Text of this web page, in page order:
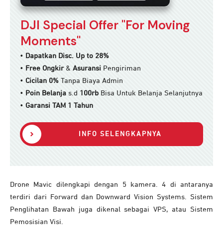
DJI Special Offer "For Moving
Moments"
• Dapatkan Disc. Up to 28%
• Free Ongkir& Asuransi Pengiriman
• Cicilan 0% Tanpa Biaya Admin
• Poin Belanja s.d 100rb Bisa Untuk Belanja Selanjutnya
• Garansi TAM 1 Tahun
INFO SELENGKAPNYA
Drone Mavic dilengkapi dengan 5 kamera. 4 di antaranya
terdiri dari Forward dan Downward Vision Systems. Sistem
Penglihatan Bawah juga dikenal sebagai VPS, atau Sistem
Pemosisian Visi.